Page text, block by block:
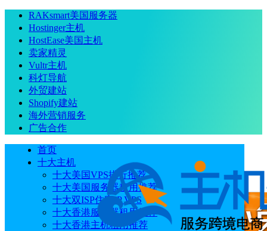
RAKsmart美国服务器
Hostinger主机
HostEase美国主机
卖家精灵
Vultr主机
科灯导航
外贸建站
Shopify建站
海外营销服务
广告合作
首页
十大主机
十大美国VPS排行推荐
十大美国服务器租用推荐
十大双ISP住宅IP VPS
十大香港服务器租用推荐
十大香港主机租用推荐